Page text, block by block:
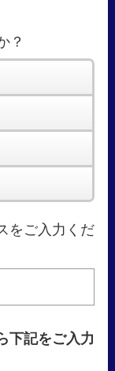
？
をご入力くだ
下記をご入力